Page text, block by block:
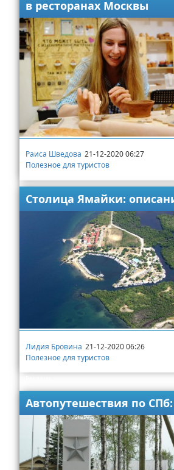
Авиаперелеты
Отели
Полезное для туристов
Отдых на природе
Аренда автомобилей
Документы и визы
Билеты
Планирование отдыха
Пляжный отдых
Турагенства
Экстримальный отдых
Разное про отдых
Отказ от ответственности
в ресторанах Москвы
Раиса Шведова 21-12-2020 06:27
Полезное для туристов
Столица Ямайки:
Лидия Бровина 21-12-2020 06:26
Полезное для туристов
Автопутешествия по